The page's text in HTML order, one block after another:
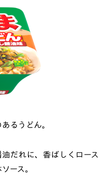
るうどん。
だれに、香ばしくロース
ース。